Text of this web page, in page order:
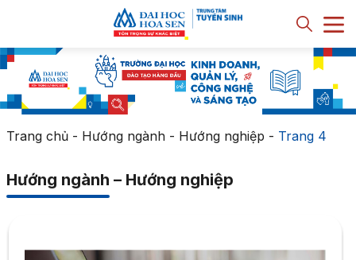
Trang chủ- Hướng ngành - Hướng nghiệp - Trang 4
Hướng ngành – Hướng nghiệp